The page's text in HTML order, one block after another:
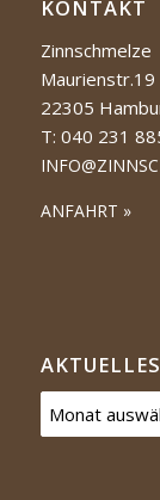
KONTAKT
Zinnschmelze
Maurienstr.19
22305
T: 040 231
ANFAHRT »